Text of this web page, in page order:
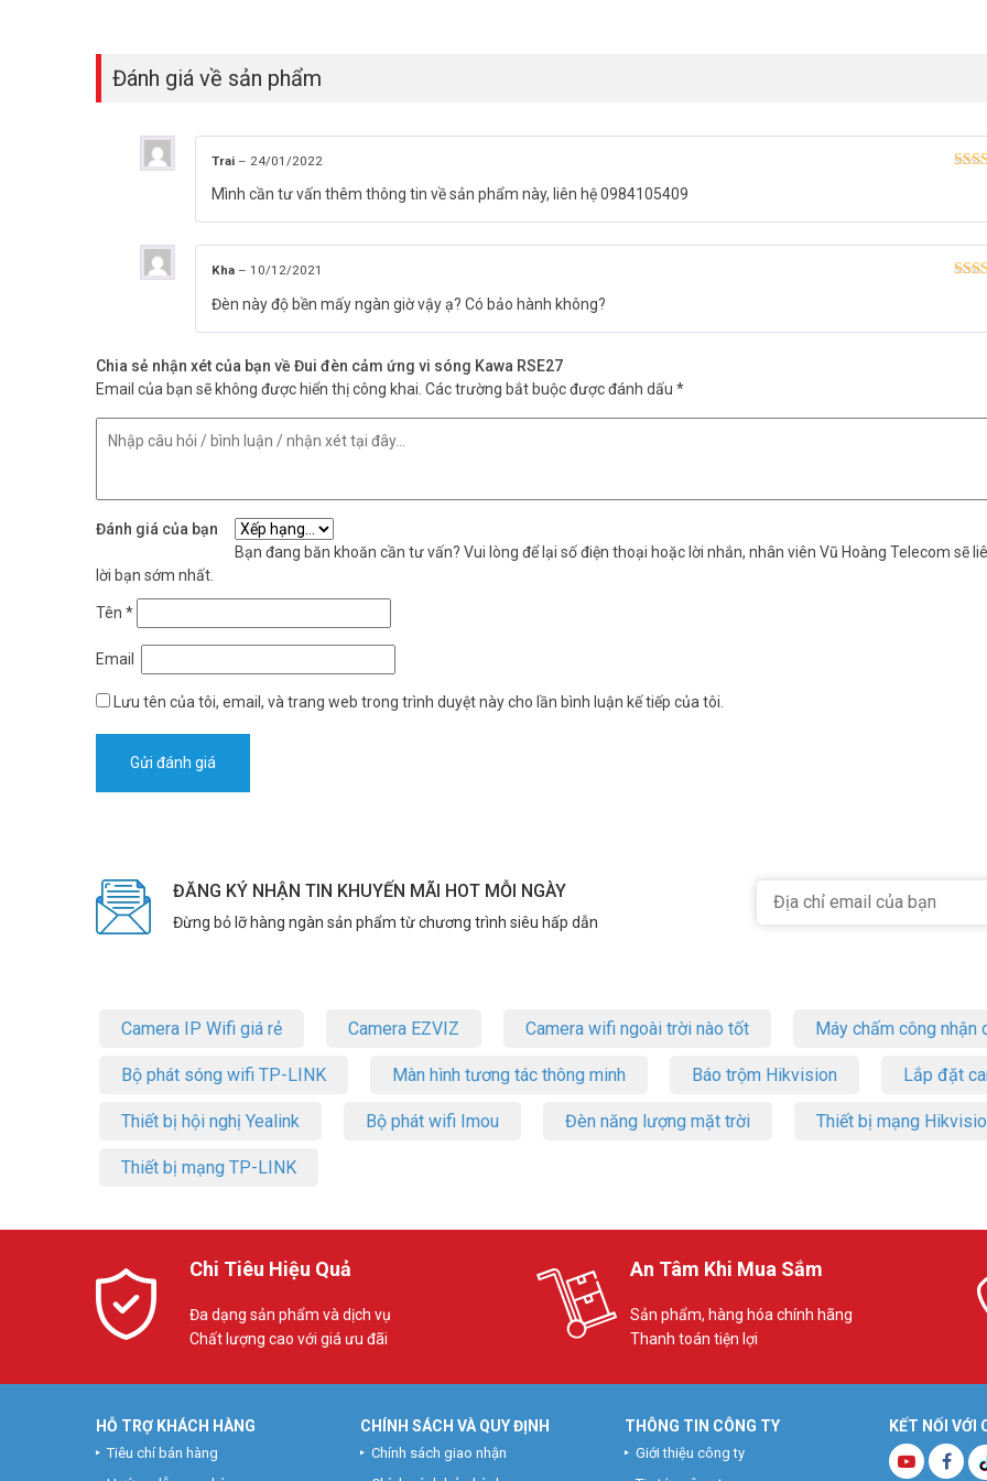
Đánh giá về sản phẩm
Trai – 24/01/2022
Mình cần tư vấn thêm thông tin về sản phẩm này, liên hệ 0984105409
Kha – 10/12/2021
Đèn này độ bền mấy ngàn giờ vậy ạ? Có bảo hành không?
Chia sẻ nhận xét của bạn về Đui đèn cảm ứng vi sóng Kawa RSE27
Email của bạn sẽ không được hiển thị công khai. Các trường bắt buộc được đánh dấu *
Đánh giá của bạn
Bạn đang băn khoăn cần tư vấn? Vui lòng để lại số điện thoại hoặc lời nhắn, nhân viên Vũ Hoàng Telecom sẽ
lời bạn sớm nhất.
Tên *
Email
Lưu tên của tôi, email, và trang web trong trình duyệt này cho lần bình luận kế tiếp của tôi.
ĐĂNG KÝ NHẬN TIN KHUYẾN MÃI HOT MỖI NGÀY
Đừng bỏ lỡ hàng ngàn sản phẩm từ chương trình siêu hấp dẫn
Camera IP Wifi giá rẻ Camera EZVIZ Camera wifi ngoài trời nào tốt Máy chấm công nhận
Bộ phát sóng wifi TP-LINK Màn hình tương tác thông minh Báo trộm Hikvision Lắp đặt
Thiết bị hội nghị Yealink Bộ phát wifi Imou Đèn năng lượng mặt trời Thiết bị mạng
Thiết bị mạng TP-LINK
Chi Tiêu Hiệu Quả
Đa dạng sản phẩm và dịch vụ
Chất lượng cao với giá ưu đãi
An Tâm Khi Mua Sắm
Sản phẩm, hàng hóa chính hãng
Thanh toán tiện lợi
KẾT NỐI VỚI
HỖ TRỢ KHÁCH HÀNG
Tiêu chí bán hàng
CHÍNH SÁCH VÀ QUY ĐỊNH
Chính sách giao nhận
THÔNG TIN CÔNG TY
Giới thiệu công ty